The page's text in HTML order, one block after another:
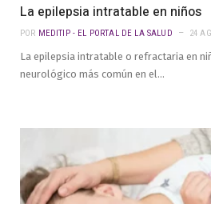
La epilepsia intratable en niños
POR MEDITIP - EL PORTAL DE LA SALUD 24
La epilepsia intratable o refractaria en
neurológico más común en el…